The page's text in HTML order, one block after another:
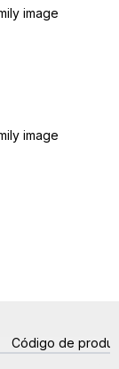
Código de
precios al
mayor